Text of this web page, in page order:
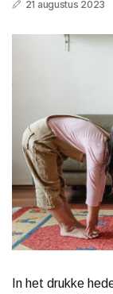
21 augustus 2023
In het drukke